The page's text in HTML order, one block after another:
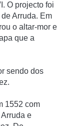
O projecto foi
Arruda. Em
o altar-mor e
que a
sendo dos
1552 com
e